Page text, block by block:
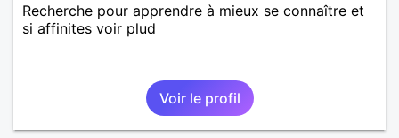
Recherche pour apprendre à mieux se connaître et
si affinites voir plud
Voir le profil